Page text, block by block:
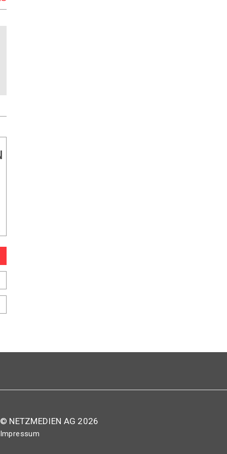
© NETZMEDIEN AG 2026
Impressum